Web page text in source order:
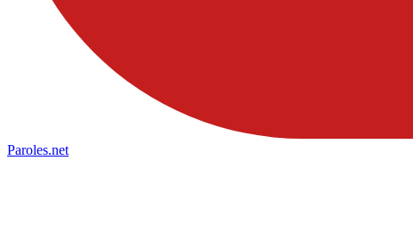
Paroles.net